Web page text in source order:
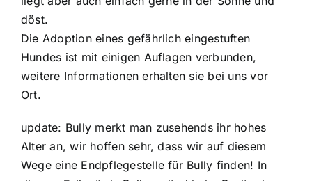
döst.
Die Adoption eines gefährlich eingestuften
Hundes ist mit einigen Auflagen verbunden,
weitere Informationen erhalten sie bei uns vor
Ort.
update: Bully merkt man zusehends ihr hohes
Alter an, wir hoffen sehr, dass wir auf diesem
Wege eine Endpflegestelle für Bully finden! In